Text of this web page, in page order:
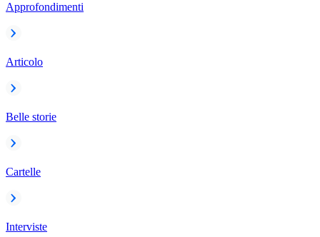
Approfondimenti
Articolo
Belle storie
Cartelle
Interviste